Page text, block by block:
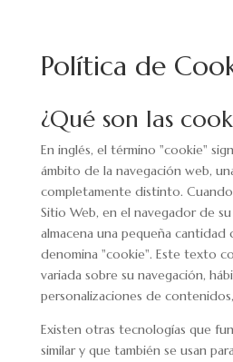
Política de
¿Qué son las
En inglés, el término "cookie"
ámbito de la navegación web,
completamente distinto.
Sitio Web, en el navegador de
almacena una pequeña
denomina "cookie". Este texto
variada sobre su navegación,
personalizaciones de
Existen otras tecnologías que
similar y que también se usan